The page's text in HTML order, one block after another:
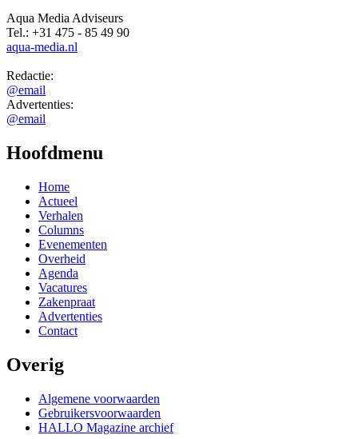
Actueel
Verhalen
Columns
Evenementen
Overheid
Agenda
Vacatures
Zakenpraat
Advertenties
Algemene voorwaarden
Gebruikersvoorwaarden
HALLO Magazine archief
Volg HALLO online ook via
Thema's
Aandacht voor...
Auto
Bijzonder
Carnaval